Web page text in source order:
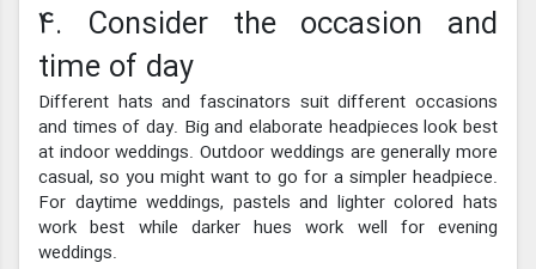
4. Consider the occasion and
time of day
Different hats and fascinators suit different occasions
and times of day. Big and elaborate headpieces look best
at indoor weddings. Outdoor weddings are generally more
casual, so you might want to go for a simpler headpiece.
For daytime weddings, pastels and lighter colored hats
work best while darker hues work well for evening
weddings.